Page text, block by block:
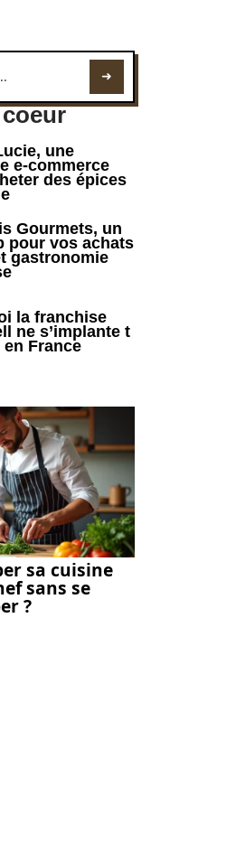
une
e-commerce
des épices
Gourmets, un
pour vos achats
gastronomie
la franchise
ne s’implante t
France
sa cuisine
sans se
?